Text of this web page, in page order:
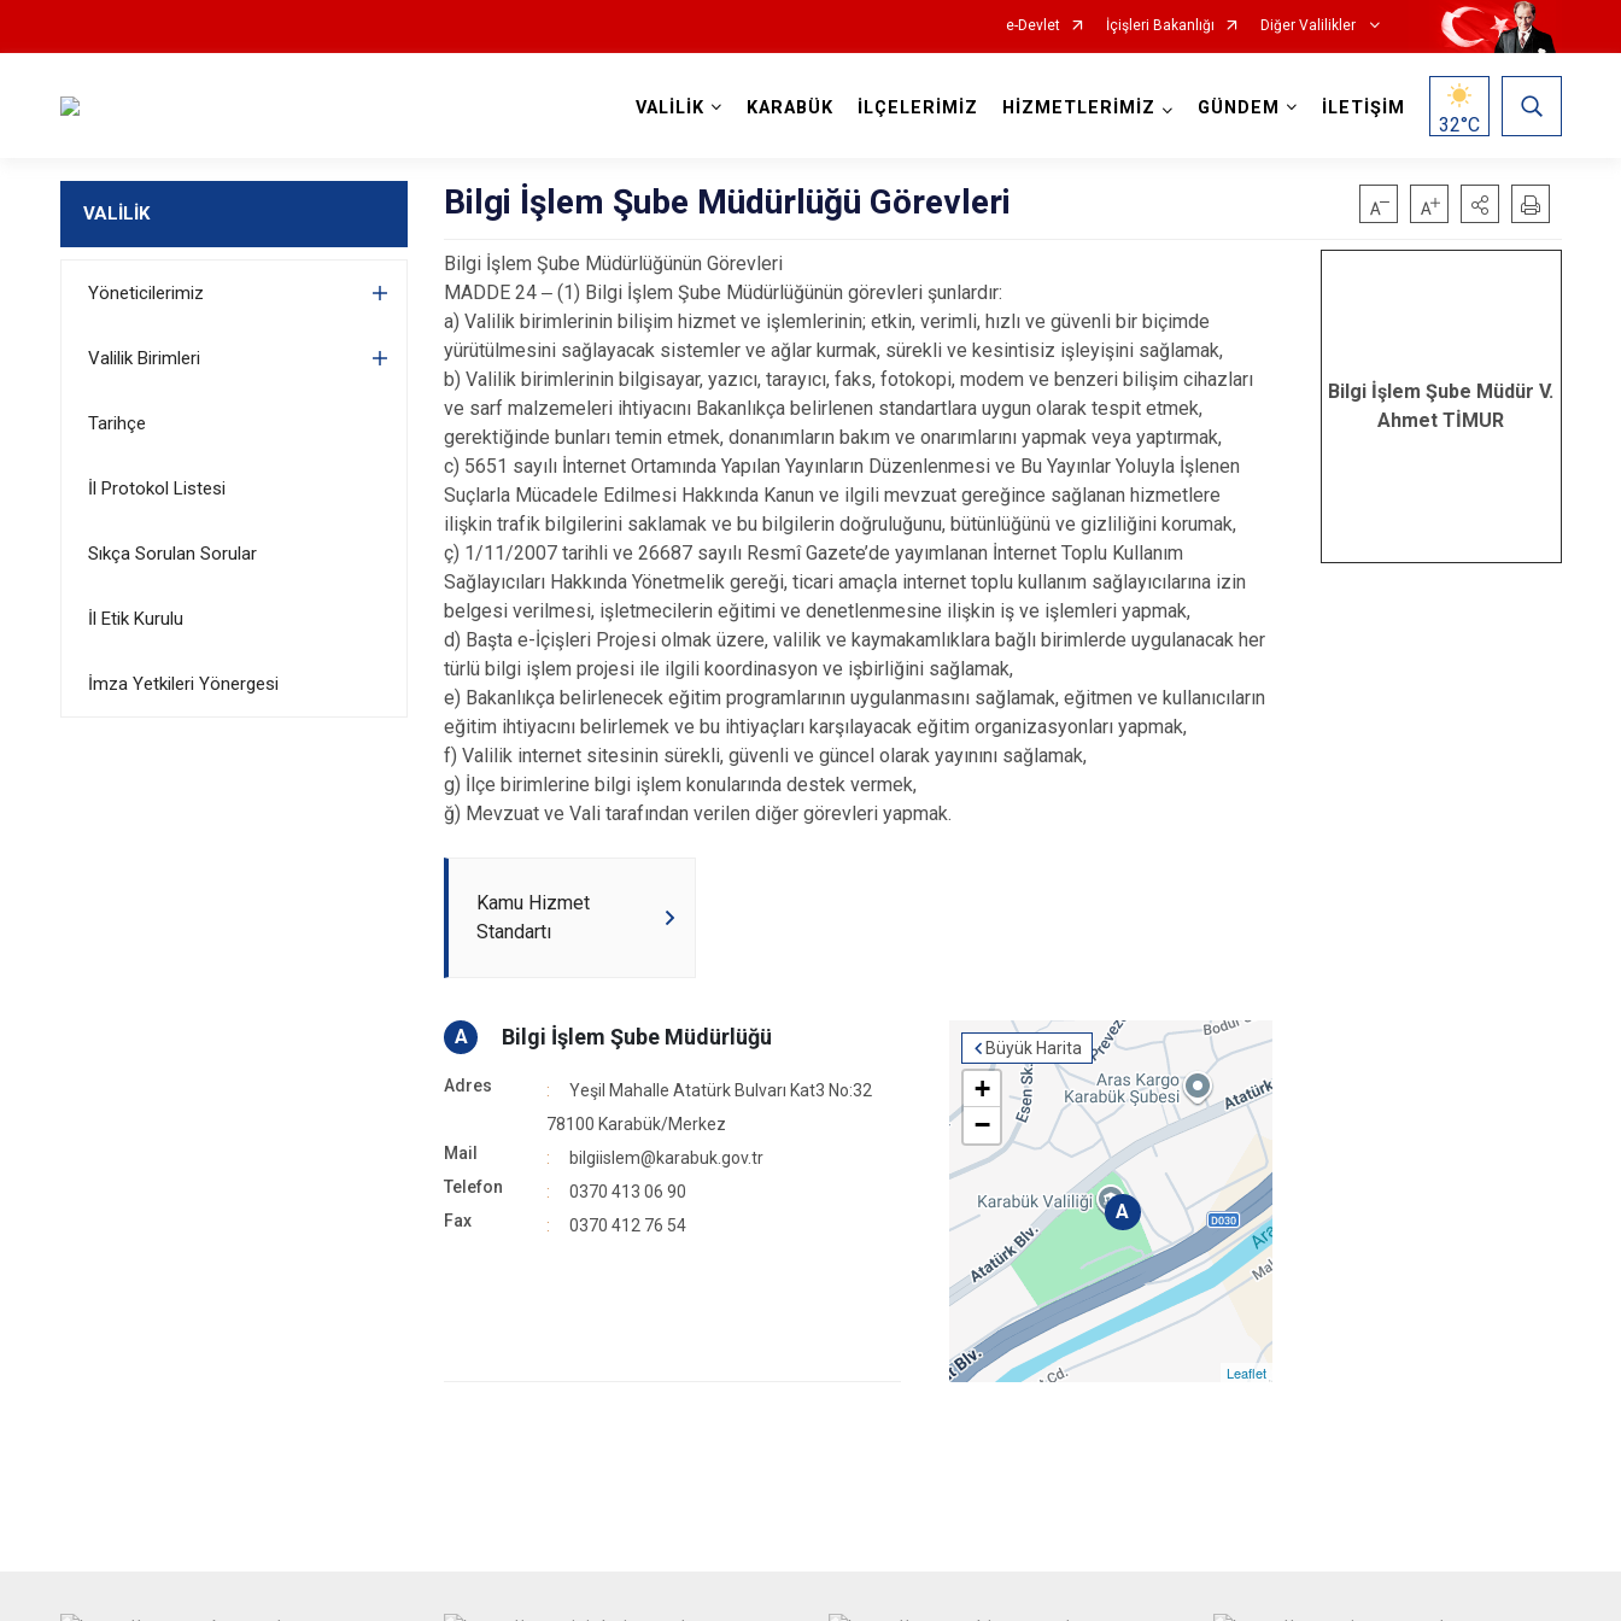
e-Devlet İçişleri Bakanlığı Diğer Valilikler
VALİLİK KARABÜK İLÇELERİMİZ HİZMETLERİMİZ GÜNDEM İLETİŞİM
32°C
VALİLİK
Yöneticilerimiz
Valilik Birimleri
Tarihçe
İl Protokol Listesi
Sıkça Sorulan Sorular
İl Etik Kurulu
İmza Yetkileri Yönergesi
Bilgi İşlem Şube Müdürlüğü Görevleri
Bilgi İşlem Şube Müdürlüğünün Görevleri
MADDE 24 ‒ (1) Bilgi İşlem Şube Müdürlüğünün görevleri şunlardır:
a) Valilik birimlerinin bilişim hizmet ve işlemlerinin; etkin, verimli, hızlı ve güvenli bir biçimde
yürütülmesini sağlayacak sistemler ve ağlar kurmak, sürekli ve kesintisiz işleyişini sağlamak,
b) Valilik birimlerinin bilgisayar, yazıcı, tarayıcı, faks, fotokopi, modem ve benzeri bilişim cihazları
ve sarf malzemeleri ihtiyacını Bakanlıkça belirlenen standartlara uygun olarak tespit etmek,
gerektiğinde bunları temin etmek, donanımların bakım ve onarımlarını yapmak veya yaptırmak,
c) 5651 sayılı İnternet Ortamında Yapılan Yayınların Düzenlenmesi ve Bu Yayınlar Yoluyla İşlenen
Suçlarla Mücadele Edilmesi Hakkında Kanun ve ilgili mevzuat gereğince sağlanan hizmetlere
ilişkin trafik bilgilerini saklamak ve bu bilgilerin doğruluğunu, bütünlüğünü ve gizliliğini korumak,
ç) 1/11/2007 tarihli ve 26687 sayılı Resmî Gazete’de yayımlanan İnternet Toplu Kullanım
Sağlayıcıları Hakkında Yönetmelik gereği, ticari amaçla internet toplu kullanım sağlayıcılarına izin
belgesi verilmesi, işletmecilerin eğitimi ve denetlenmesine ilişkin iş ve işlemleri yapmak,
d) Başta e-İçişleri Projesi olmak üzere, valilik ve kaymakamlıklara bağlı birimlerde uygulanacak her
türlü bilgi işlem projesi ile ilgili koordinasyon ve işbirliğini sağlamak,
e) Bakanlıkça belirlenecek eğitim programlarının uygulanmasını sağlamak, eğitmen ve kullanıcıların
eğitim ihtiyacını belirlemek ve bu ihtiyaçları karşılayacak eğitim organizasyonları yapmak,
f) Valilik internet sitesinin sürekli, güvenli ve güncel olarak yayınını sağlamak,
g) İlçe birimlerine bilgi işlem konularında destek vermek,
ğ) Mevzuat ve Vali tarafından verilen diğer görevleri yapmak.
Kamu Hizmet
Standartı
Büyük Harita
A
+
−
Leaflet
A Bilgi İşlem Şube Müdürlüğü
Adres
Yeşil Mahalle Atatürk Bulvarı Kat3 No:32
78100 Karabük/Merkez
Mail
bilgiislem@karabuk.gov.tr
Telefon
0370 413 06 90
Fax
0370 412 76 54
Bilgi İşlem Şube Müdür V.
Ahmet TİMUR